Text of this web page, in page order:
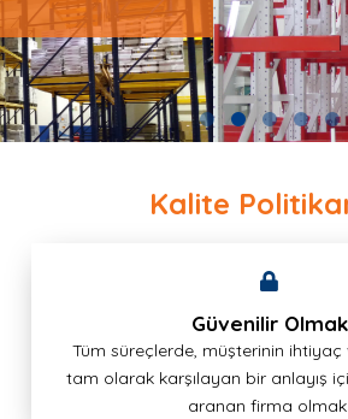
Kalite
Güvenilir Olmak
Tüm süreçlerde, müşterinin ihtiyaç
tam olarak karşılayan bir anlayış
aranan firma olmak.